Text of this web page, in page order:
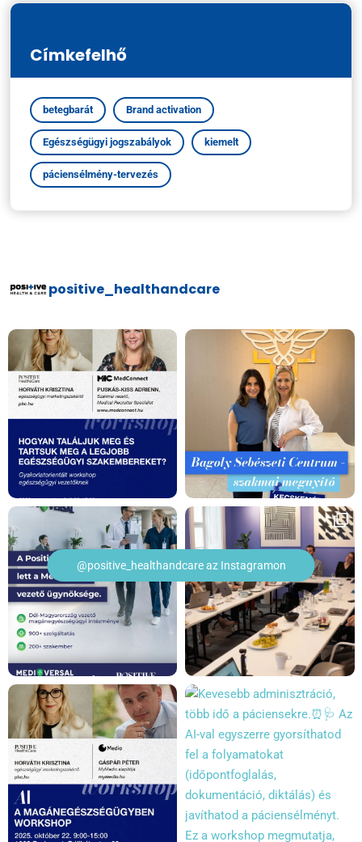
Címkefelhő
betegbarát Brand activation
Egészségügyi jogszabályok kiemelt
páciensélmény-tervezés
@positive_healthandcare az Instagramon
positive_healthandcare